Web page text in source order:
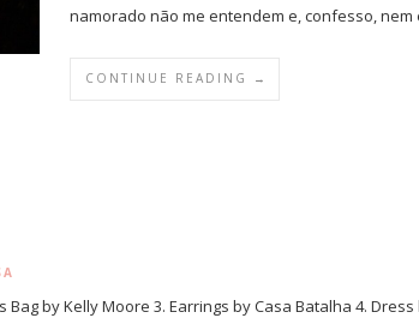
namorado não me entendem e, confesso,
CONTINUE READING →
by Kelly Moore 3. Earrings by Casa Batalha 4.